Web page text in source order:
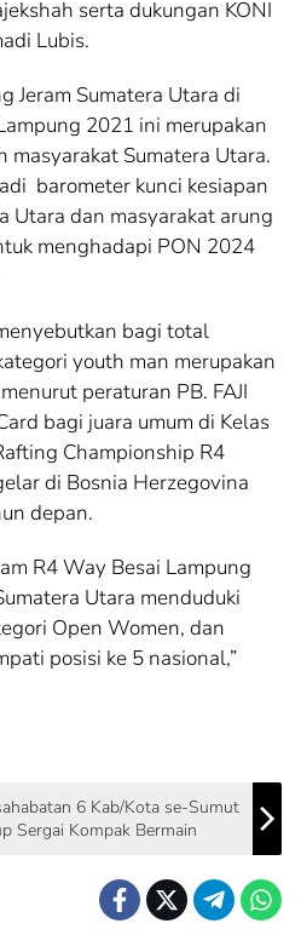
serta dukungan KONI
Lubis.
Jeram Sumatera Utara di
2021 ini merupakan
masyarakat Sumatera Utara.
barometer kunci kesiapan
Utara dan masyarakat arung
menghadapi PON 2024
bagi total
youth man merupakan
peraturan PB. FAJI
bagi juara umum di Kelas
Championship R4
di Bosnia Herzegovina
depan.
R4 Way Besai Lampung
Utara menduduki
Open Women, dan
posisi ke 5 nasional,”
6 Kab/Kota se-Sumut
Sergai Kompak Bermain